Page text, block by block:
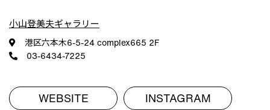
小山登美夫ギャラリー
港区六本木6-5-24 complex665 2F
03-6434-7225
WEBSITE INSTAGRAM